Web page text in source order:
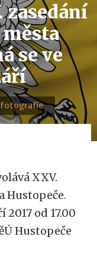
zasedání
se ve
fotografie
XXV.
Hustopeče.
od 17.00
Hustopeče